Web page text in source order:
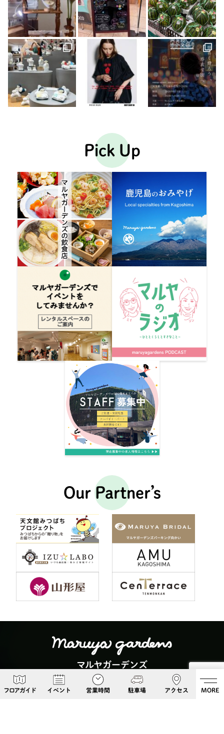
フロアガイド イベント 営業時間 駐車場 アクセス MORE
Pick Up
Our Partner’s
マルヤガーデンズ
〒892-0826 鹿児島県鹿児島市呉服町６−５